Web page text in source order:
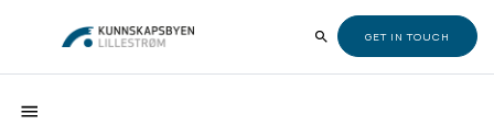
GET IN TOUCH